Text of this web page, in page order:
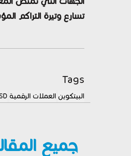
تسارع وتيرة
Tags
البيتكوين العملات الرقمية
جميع